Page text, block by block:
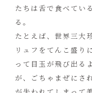
たちは舌で食べてい
る。
たとえば、世界三大
リュフをてんこ盛り
って目玉が飛び出る
が、ごちゃまぜにさ